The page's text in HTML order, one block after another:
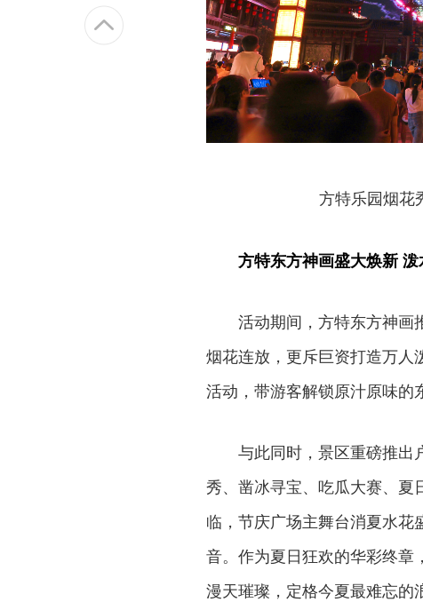
方特乐园烟花
方特东方神画盛大焕新
活动期间，方特东方神画
烟花连放，更斥巨资打造万人
活动，带游客解锁原汁原味的
与此同时，景区重磅推出
秀、凿冰寻宝、吃瓜大赛、夏
临，节庆广场主舞台消夏水花
音。作为夏日狂欢的华彩终章
漫天璀璨，定格今夏最难忘的